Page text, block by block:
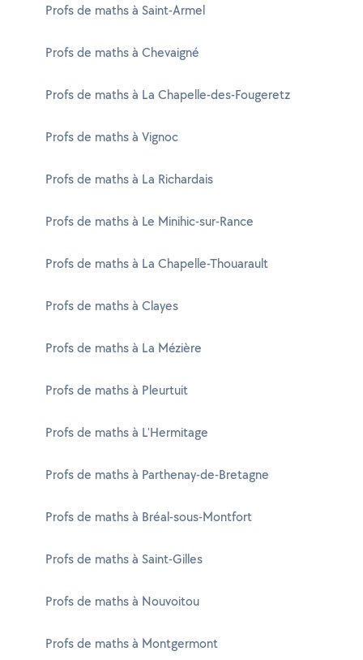
Profs de maths à Saint-Armel
Profs de maths à Chevaigné
Profs de maths à La Chapelle-des-Fougeretz
Profs de maths à Vignoc
Profs de maths à La Richardais
Profs de maths à Le Minihic-sur-Rance
Profs de maths à La Chapelle-Thouarault
Profs de maths à Clayes
Profs de maths à La Mézière
Profs de maths à Pleurtuit
Profs de maths à L'Hermitage
Profs de maths à Parthenay-de-Bretagne
Profs de maths à Bréal-sous-Montfort
Profs de maths à Saint-Gilles
Profs de maths à Nouvoitou
Profs de maths à Montgermont